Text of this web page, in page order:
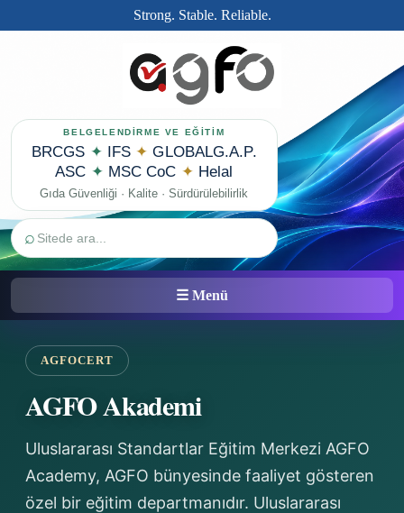
Strong. Stable. Reliable.
BELGELENDİRME VE EĞİTİM
BRCGS ✦ IFS ✦ GLOBALG.A.P.
ASC ✦ MSC CoC ✦ Helal
Gıda Güvenliği · Kalite · Sürdürülebilirlik
⌕
☰ Menü
AGFOCERT
AGFO Akademi
Uluslararası Standartlar Eğitim Merkezi AGFO
Academy, AGFO bünyesinde faaliyet gösteren
özel bir eğitim departmanıdır. Uluslararası